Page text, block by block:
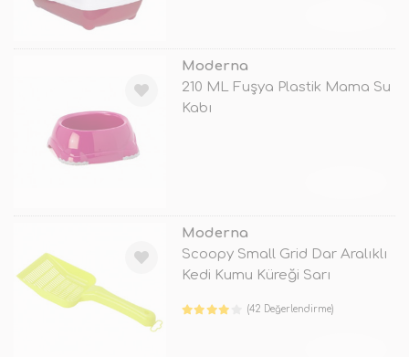
Moderna
210 ML Fuşya Plastik Mama Su
Kabı
Moderna
Scoopy Small Grid Dar Aralıklı
Kedi Kumu Küreği Sarı
(42 Değerlendirme)